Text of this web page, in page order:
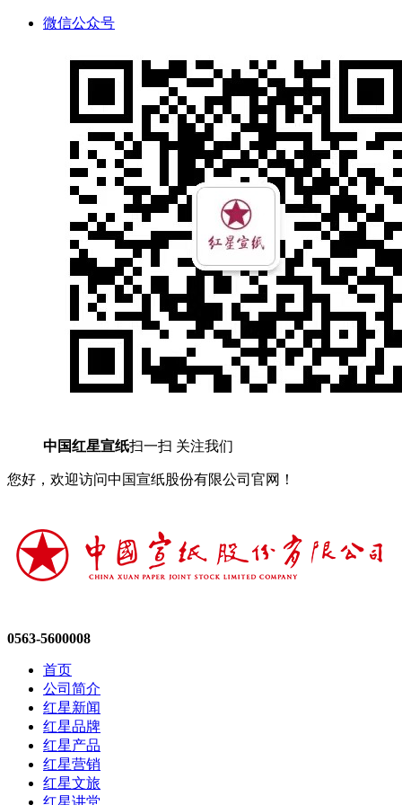
微信公众号
中国红星宣纸扫一扫 关注我们
您好，欢迎访问中国宣纸股份有限公司官网！
0563-5600008
首页
公司简介
红星新闻
红星品牌
红星产品
红星营销
红星文旅
红星讲堂